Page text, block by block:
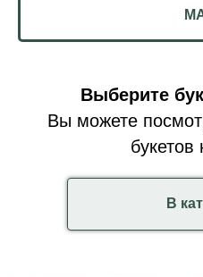
Выберите
Вы можете
букетов
В